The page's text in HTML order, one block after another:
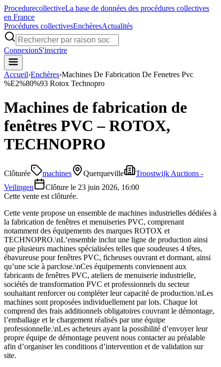
ProcedurecollectiveLa base de données des procédures collectives
en France
Procédures collectivesEnchèresActualités
ConnexionS'inscrire
Accueil›Enchères›Machines De Fabrication De Fenetres Pvc
%E2%80%93 Rotox Technopro
Machines de fabrication de
fenêtres PVC – ROTOX,
TECHNOPRO
Clôturée machines Querqueville
Troostwijk Auctions -
Veilingen
Clôture le 23 juin 2026, 16:00
Cette vente est clôturée.
Cette vente propose un ensemble de machines industrielles dédiées à
la fabrication de fenêtres et menuiseries PVC, comprenant
notamment des équipements des marques ROTOX et
TECHNOPRO.\nL’ensemble inclut une ligne de production ainsi
que plusieurs machines spécialisées telles que soudeuses 4 têtes,
ébavureuse pour fenêtres PVC, ficheuses ouvrant et dormant, ainsi
qu’une scie à parclose.\nCes équipements conviennent aux
fabricants de fenêtres PVC, ateliers de menuiserie industrielle,
sociétés de transformation PVC et professionnels du secteur
souhaitant renforcer ou compléter leur capacité de production.\nLes
machines sont proposées individuellement par lots. Chaque lot
comprend des frais additionnels obligatoires couvrant le démontage,
l’emballage et le chargement réalisés par une équipe
professionnelle.\nLes acheteurs ayant la possibilité d’envoyer leur
propre équipe de démontage peuvent nous contacter au préalable
afin d’organiser les conditions d’intervention et de validation sur
site.